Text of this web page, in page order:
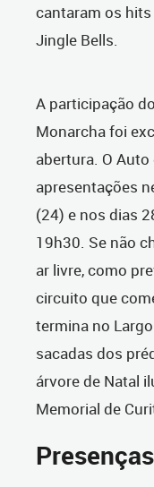
cantaram os hits
Jingle Bells.
A participação
Monarcha foi
abertura. O
apresentações
(24) e nos dias
19h30. Se não
ar livre, como
circuito que
termina no
sacadas dos
árvore de Natal
Memorial de
Presenças